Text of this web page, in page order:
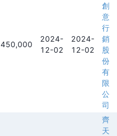
450,000
2024-
12-02
2024-
12-02
創
意
行
銷
股
份
有
限
公
司
齊
天